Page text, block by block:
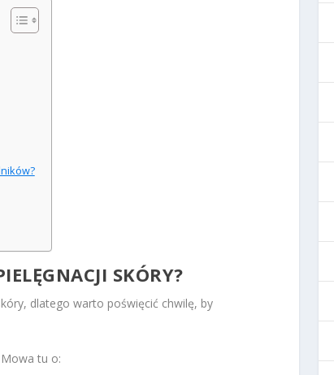
SKÓRY?
dlatego warto poświęcić chwilę, by
tu o: